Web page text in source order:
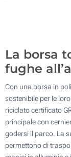
La borsa
fughe
Con una borsa in
sostenibile per le
riciclato certificato
principale con
godersi il parco. La
permettono di